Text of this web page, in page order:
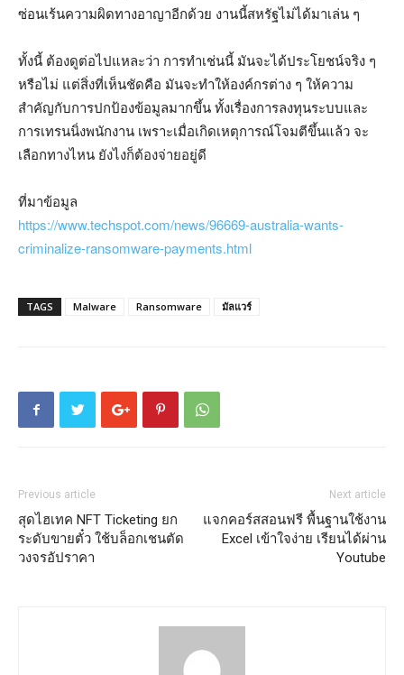
ซ่อนเร้นความผิดทางอาญาอีกด้วย งานนี้สหรัฐไม่ได้มาเล่น ๆ
ทั้งนี้ ต้องดูต่อไปแหละว่า การทำเช่นนี้ มันจะได้ประโยชน์จริง ๆ
หรือไม่ แต่สิ่งที่เห็นชัดคือ มันจะทำให้องค์กรต่าง ๆ ให้ความ
สำคัญกับการปกป้องข้อมูลมากขึ้น ทั้งเรื่องการลงทุนระบบและ
การเทรนนิ่งพนักงาน เพราะเมื่อเกิดเหตุการณ์โจมตีขึ้นแล้ว จะ
เลือกทางไหน ยังไงก็ต้องจ่ายอยู่ดี
ที่มาข้อมูล
https://www.techspot.com/news/96669-australia-wants-
criminalize-ransomware-payments.html
TAGS Malware Ransomware มัลแวร์
Previous article
สุดไฮเทค NFT Ticketing ยก
ระดับขายตั๋ว ใช้บล็อกเชนตัด
วงจรอัปราคา
Next article
แจกคอร์สสอนฟรี พื้นฐานใช้งาน
Excel เข้าใจง่าย เรียนได้ผ่าน
Youtube